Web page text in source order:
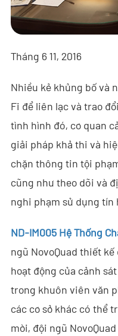
- - - ND-BR001 Ra-đa
- - - ND-BR014 Ra-đa
- - - ND-BR022 Ra-đa Phát
- - Thiết Bị Gây Nhiễu
- - - ND-BD002 Thiết Bị
- - - ND-BD008 Thiết Bị
- - - ND-BD018 Thiết Bị
Toàn Băng
- - - ND-BO004 Thiết Bị
- - Camera Anti-Drone
- - Máy Dò RF Anti-Drone
Tháng 6 11, 2016
Nhiều kẻ khủng bố và
Fi để liên lạc và trao
tình hình đó, cơ quan
giải pháp khả thi và
chặn thông tin tội
cũng như theo dõi và
nghi phạm sử dụng tín
ND-IM005 Hệ Thống
ngũ NovoQuad thiết
hoạt động của cảnh
trong khuôn viên văn
các cơ sở khác có thể
mời, đội ngũ